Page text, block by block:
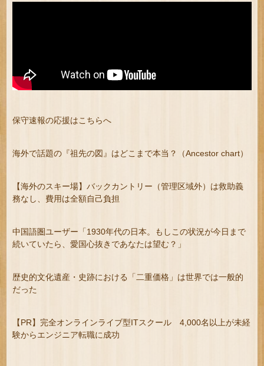
保守速報の応援はこちらへ
海外で話題の『祖先の図』はどこまで本当？（Ancestor chart）
【海外のスキー場】バックカントリー（管理区域外）は救助義
務なし、費用は全額自己負担
中国語圏ユーザー「1930年代の日本。もしこの状況が今日まで
続いていたら、愛国心抜きであなたは望む？」
歴史的文化遺産・史跡における「二重価格」は世界では一般的
だった
【PR】完全オンラインライブ型ITスクール 4,000名以上が未経
験からエンジニア転職に成功